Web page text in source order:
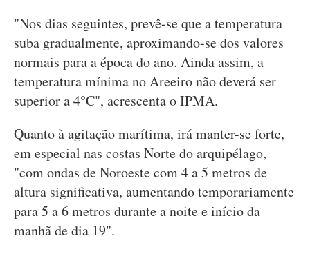
"Nos dias seguintes, prevê-se que a temperatura
suba gradualmente, aproximando-se dos valores
normais para a época do ano. Ainda assim, a
temperatura mínima no Areeiro não deverá ser
superior a 4°C", acrescenta o IPMA.
Quanto à agitação marítima, irá manter-se forte,
em especial nas costas Norte do arquipélago,
"com ondas de Noroeste com 4 a 5 metros de
altura significativa, aumentando temporariamente
para 5 a 6 metros durante a noite e início da
manhã de dia 19".